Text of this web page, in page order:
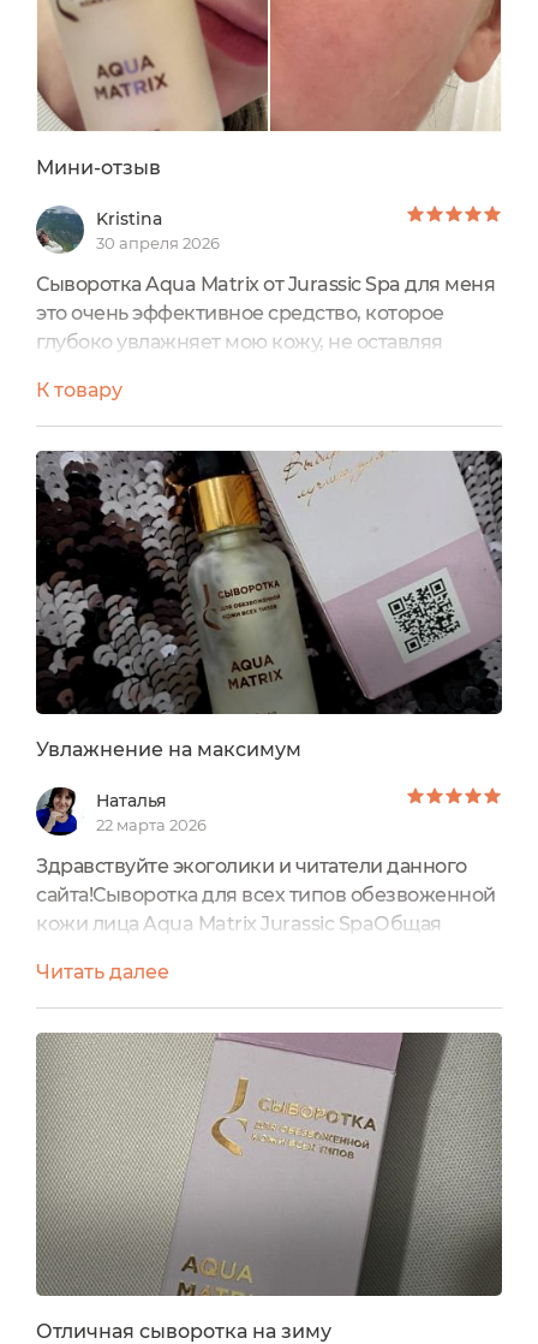
Мини-отзыв
Kristina
30 апреля 2026
Сыворотка Aqua Matrix от Jurassic Spa для меня
это очень эффективное средство, которое
глубоко увлажняет мою кожу, не оставляя
приятная свежесть, кожа становится более
мягкой и гладкой. Текстура лёгкая, гелевая,
быстро впитывается, не оставляя жирного
блеска.
После регулярного применения лицо выглядит
более свежим, тон выравнивается, а мелкие
морщинки, вызванные сухостью, становятся
менее заметными.
К товару
Увлажнение на максимум
Наталья
22 марта 2026
Здравствуйте экоголики и читатели данного
сайта!Сыворотка для всех типов обезвоженной
кожи лица Aqua Matrix Jurassic SpaОбщая
обезвоженной кожи всех типов, в том числе
для комбинированной и жирной. В качестве
жировых компонентов выступают сквалан и
фосфолипиды, которые необходимы для
восстановления эпидермального барьера и
которых часто не хватает даже жирной коже. ...
Читать далее
Отличная сыворотка на зиму